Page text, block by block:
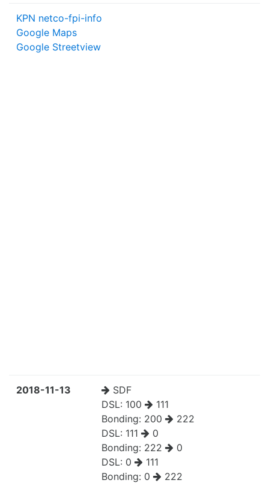
KPN netco-fpi-info
Google Maps
Google Streetview
2018-11-13
SDF
DSL: 100
111
Bonding: 200
222
DSL: 111
0
Bonding: 222
0
DSL: 0
111
Bonding: 0
222